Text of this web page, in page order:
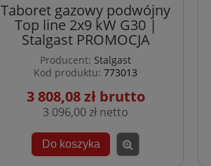
Taboret gazowy podwójny
Top line 2x9 kW G30 |
Stalgast PROMOCJA
Producent: Stalgast
Kod produktu: 773013
3 808,08 zł
3 096,00 zł
Do koszyka